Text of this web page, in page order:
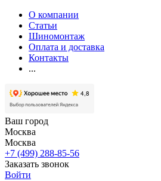
О компании
Статьи
Шиномонтаж
Оплата и доставка
Контакты
...
Ваш город
Москва
Москва
+7 (499) 288-85-56
Заказать звонок
Войти